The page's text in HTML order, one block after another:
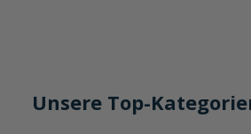
Unsere Top-